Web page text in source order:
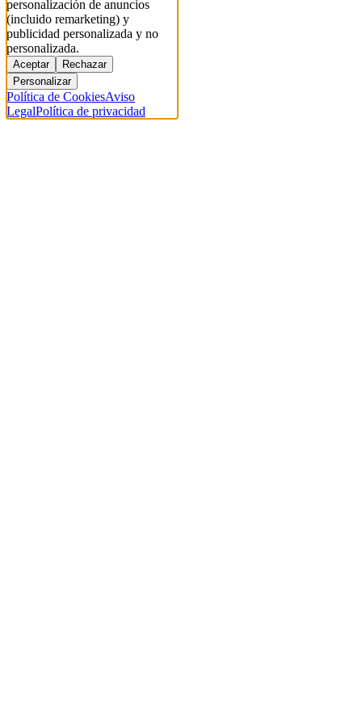
personalización de anuncios
(incluido remarketing) y
publicidad personalizada y no
personalizada.
Aceptar
Rechazar
Personalizar
Política de CookiesAviso
LegalPolítica de privacidad